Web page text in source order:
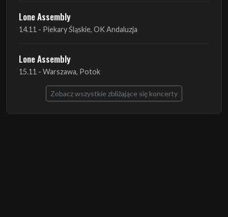
Lone Assembly
15.11 - Warszawa, Potok